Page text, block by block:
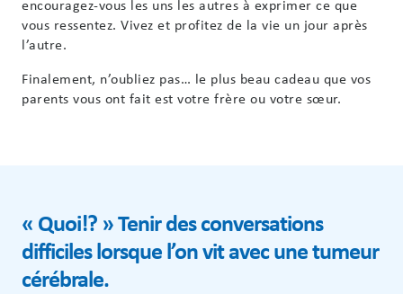
encouragez-vous les uns les autres à exprimer ce que
vous ressentez. Vivez et profitez de la vie un jour après
l’autre.
Finalement, n’oubliez pas… le plus beau cadeau que vos
parents vous ont fait est votre frère ou votre sœur.
« Quoi!? » Tenir des conversations
difficiles lorsque l’on vit avec une tumeur
cérébrale.